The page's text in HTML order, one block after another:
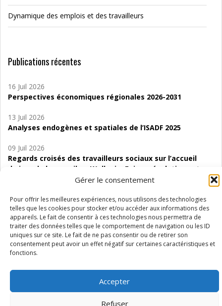
Gérer le consentement
Pour offrir les meilleures expériences, nous utilisons des technologies
telles que les cookies pour stocker et/ou accéder aux informations des
appareils. Le fait de consentir à ces technologies nous permettra de
traiter des données telles que le comportement de navigation ou les ID
uniques sur ce site. Le fait de ne pas consentir ou de retirer son
consentement peut avoir un effet négatif sur certaines caractéristiques et
fonctions.
Accepter
Refuser
Dynamique des emplois et des travailleurs
Publications récentes
16 Juil 2026
Perspectives économiques régionales 2026-2031
13 Juil 2026
Analyses endogènes et spatiales de l’ISADF 2025
09 Juil 2026
Regards croisés des travailleurs sociaux sur l’accueil
de jour de bas seuil en Wallonie. Enjeux, évolutions et
06 Juil 2026
Étude d’évaluabilité des Structures
d’accompagnement à l’autocréation d’emploi (SAACE)
01 Juil 2026
Pénurie du personnel infirmier :quels indicateurs
Wallonie ?